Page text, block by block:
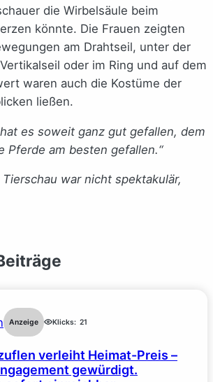
die Wirbelsäule beim
könnte. Die Frauen zeigten
am Drahtseil, unter der
oder im Ring und auf dem
waren auch die Kostüme der
ließen.
es soweit ganz gut gefallen, dem
Pferde am besten gefallen.“
Tierschau war nicht spektakulär,
Anzeige Klicks: 21
verleiht Heimat-Preis –
gewürdigt.